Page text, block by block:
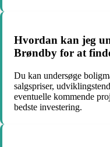
Hvordan kan jeg
Brøndby for at
Du kan undersøge
salgspriser,
eventuelle kommende
bedste investering.